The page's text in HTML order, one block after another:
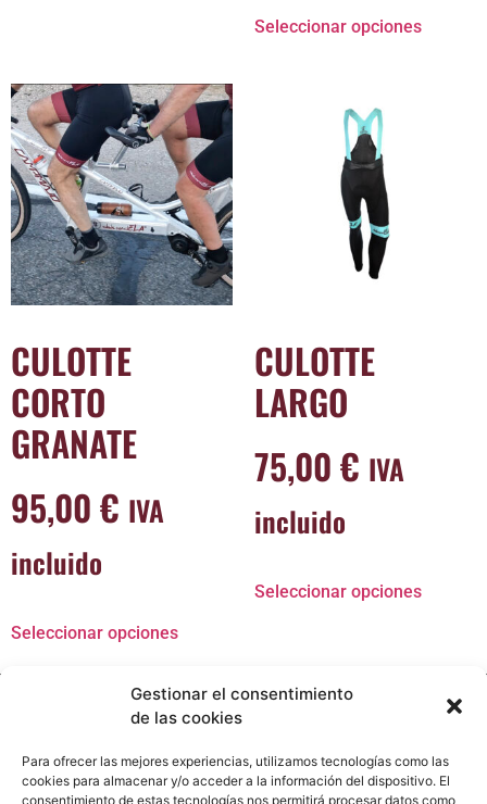
Gestionar el consentimiento
de las cookies
Para ofrecer las mejores experiencias, utilizamos tecnologías como las
cookies para almacenar y/o acceder a la información del dispositivo. El
consentimiento de estas tecnologías nos permitirá procesar datos como
Seleccionar opciones
CULOTTE
CORTO
GRANATE
95,00€ IVA
incluido
Seleccionar opciones
CULOTTE
LARGO
75,00€ IVA
incluido
Seleccionar opciones